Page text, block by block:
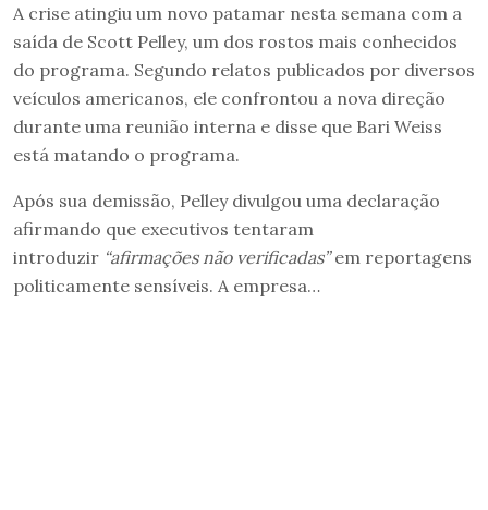
A crise atingiu um novo patamar nesta semana com a
saída de Scott Pelley, um dos rostos mais conhecidos
do programa. Segundo relatos publicados por diversos
veículos americanos, ele confrontou a nova direção
durante uma reunião interna e disse que Bari Weiss
está matando o programa.
Após sua demissão, Pelley divulgou uma declaração
afirmando que executivos tentaram
introduzir “afirmações não verificadas”em reportagens
politicamente sensíveis. A empresa…